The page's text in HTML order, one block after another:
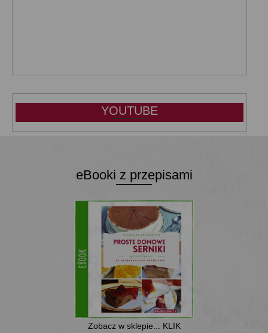
YOUTUBE
eBooki z przepisami
Zobacz w sklepie... KLIK